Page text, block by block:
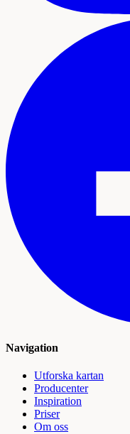
Navigation
Utforska kartan
Producenter
Inspiration
Priser
Om oss